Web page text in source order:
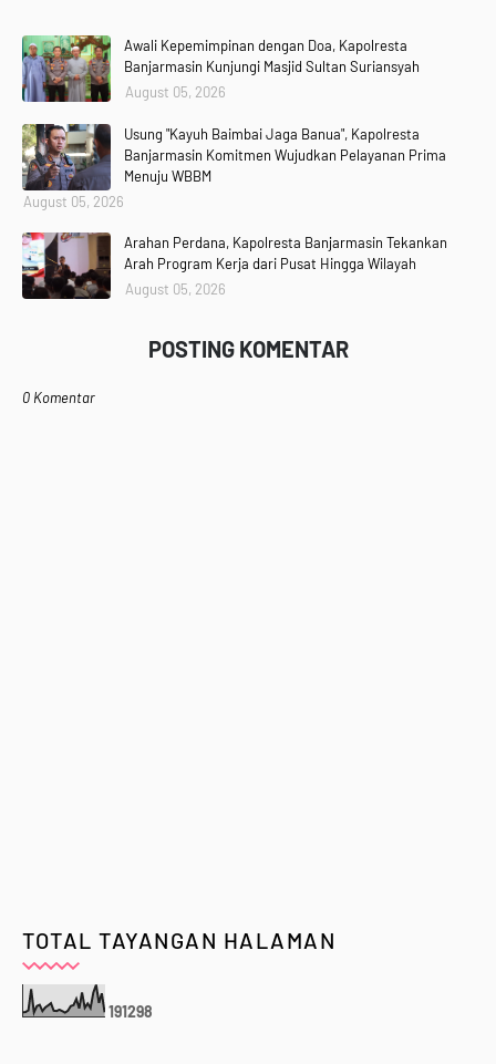
Awali Kepemimpinan dengan Doa, Kapolresta
Banjarmasin Kunjungi Masjid Sultan Suriansyah
August 05, 2026
Usung "Kayuh Baimbai Jaga Banua", Kapolresta
Banjarmasin Komitmen Wujudkan Pelayanan Prima
Menuju WBBM
August 05, 2026
Arahan Perdana, Kapolresta Banjarmasin Tekankan
Arah Program Kerja dari Pusat Hingga Wilayah
August 05, 2026
POSTING KOMENTAR
0 Komentar
TOTAL TAYANGAN HALAMAN
191298